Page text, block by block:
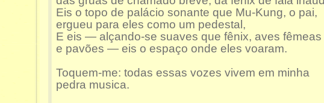
Eis o topo de palácio sonante que Mu-Kung, o pai,
ergueu para eles como um pedestal,
E eis — alçando-se suaves que fênix, aves fêmeas
e pavões — eis o espaço onde eles voaram.
Toquem-me: todas essas vozes vivem em minha
pedra musica.